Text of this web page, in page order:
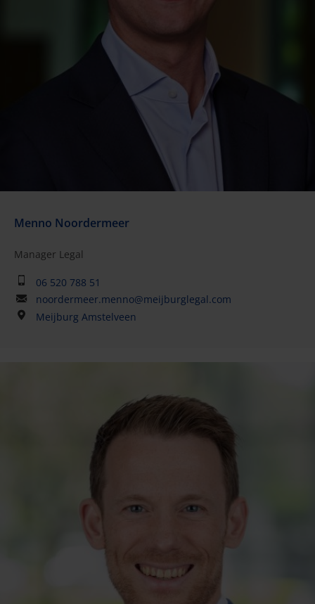
Menno Noordermeer
Manager Legal
06 520 788 51
noordermeer.menno@meijburglegal.com
Meijburg Amstelveen